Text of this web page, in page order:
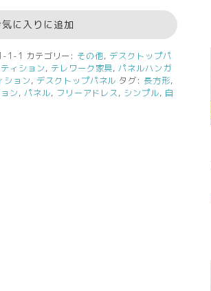
気に入りに追加
1-1 カテゴリー: その他, デスクトップパ
ィション, テレワーク家具,パネルハンガ
ション, デスクトップパネル タグ: 長方形,
ン, パネル, フリーアドレス, シンプル, 自